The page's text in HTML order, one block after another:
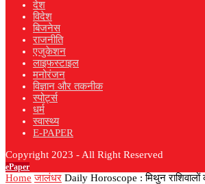
देश
विदेश
बिजनेस
राजनीति
एजुकेशन
लाइफस्टाइल
मनोरंजन
विज्ञान और तकनीक
स्पोर्ट्स
धर्म
स्वास्थ्य
E-PAPER
Copyright 2023 - All Right Reserved
ePaper
Home जालंधर Daily Horoscope : मिथुन राशिवालों